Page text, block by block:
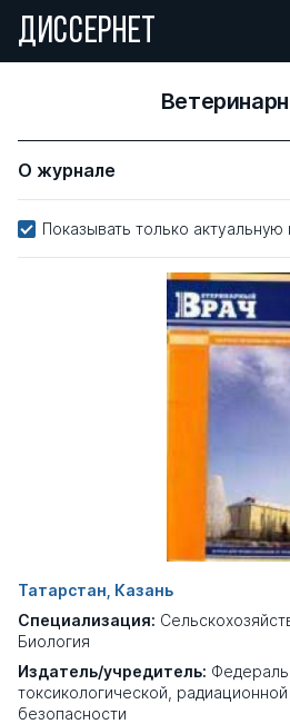
ДИССЕРНЕТ
О журнале
Показывать только
Татарстан, Казань
Специализация:
Биология
Издатель/учредитель:
токсикологической,
безопасности